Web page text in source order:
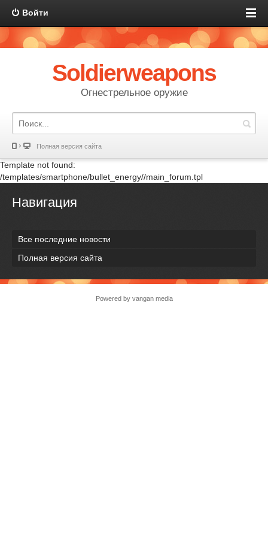
Войти
Soldierweapons
Огнестрельное оружие
Полная версия сайта
Template not found:
/templates/smartphone/bullet_energy//main_forum.tpl
Навигация
Все последние новости
Полная версия сайта
Powered by vangan media